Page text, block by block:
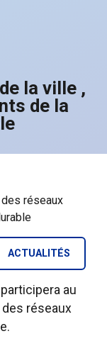
la ville ,
de la
des réseaux
ACTUALITÉS
participera au
des réseaux